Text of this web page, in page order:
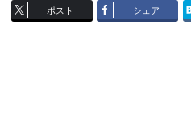
ポスト シェア